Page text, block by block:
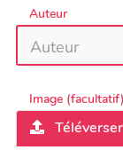
Auteur
Image (facultatif)
Téléverser